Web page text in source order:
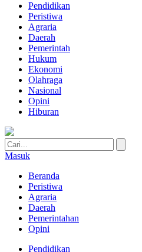
Pendidikan
Peristiwa
Agraria
Daerah
Pemerintah
Hukum
Ekonomi
Olahraga
Nasional
Opini
Hiburan
Masuk
Beranda
Peristiwa
Agraria
Daerah
Pemerintahan
Opini
Pendidikan